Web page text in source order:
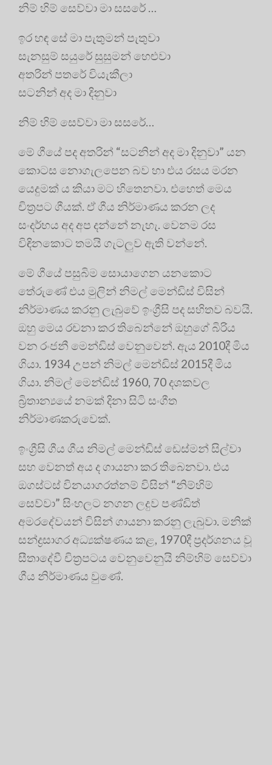
නිම් හිම් සෙව්වා මා සසරේ …
ඉර හඳ සේ මා පැතුමන් පැතුවා
සැනසුම් සයුරේ සුසුමන් හෙළුවා
අතරින් පතරේ වියැකීලා
සටනින් අද මා දිනුවා
නිම් හිම් සෙව්වා මා සසරේ…
මේ ගීයේ පද අතරින් “සටනින් අද මා දිනුවා” යන
කොටස නොගැලපෙන බව හා එය රසය මරන
යෙදුමක් ය කියා මට හිතෙනවා. එහෙත් මෙය
චිත්‍රපට ගීයක්. ඒ ගීය නිර්මාණය කරන ලද
සංදර්භය අද අප දන්නේ නැහැ. වෙනම රස
විඳිනකොට තමයි ගැටලුව ඇති වන්නේ.
මේ ගීයේ පසුබිම සොයාගෙන යනකොට
තේරුණේ එය මුලින් නිමල් මෙන්ඩිස් විසින්
නිර්මාණය කරනු ලැබුවේ ඉංග්‍රීසි පද සහිතව බවයි.
ඔහු මෙය රචනා කර තිබෙන්නේ ඔහුගේ බිරිය
වන රංජනී මෙන්ඩිස් වෙනුවෙන්. ඇය 2010දී මිය
ගියා. 1934 උපන් නිමල් මෙන්ඩිස් 2015දී මිය
ගියා. නිමල් මෙන්ඩිස් 1960, 70 දශකවල
බ්‍රිතාන්‍යයේ නමක් දිනා සිටි සංගීත
නිර්මාණකරුවෙක්.
ඉංග්‍රීසි ගීය ගීය නිමල් මෙන්ඩිස් ඩෙස්මන් සිල්වා
සහ වෙනත් අය ද ගායනා කර තිබෙනවා. එය
ඔගස්ටස් විනයාගරත්නම් විසින් “නිම්හිම්
සෙව්වා” සිංහලට නගන ලදුව පණ්ඩිත්
අමරදේවයන් විසින් ගායනා කරනු ලැබුවා. මනික්
සන්ද්‍රසාගර අධ්‍යක්ෂණය කළ, 1970දී ප්‍රදර්ශනය වූ
සීතාදේවී චිත්‍රපටය වෙනුවෙනුයි නිම්හිම් සෙව්වා
ගීය නිර්මාණය වුණේ.